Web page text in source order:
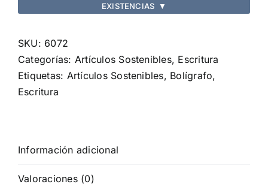
EXISTENCIAS ▼
SKU: 6072
Categorías: Artículos Sostenibles, Escritura
Etiquetas: Artículos Sostenibles, Bolígrafo,
Escritura
Información adicional
Valoraciones (0)